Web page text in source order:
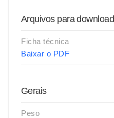
Arquivos para download
Ficha técnica
Baixar o PDF
Gerais
Peso